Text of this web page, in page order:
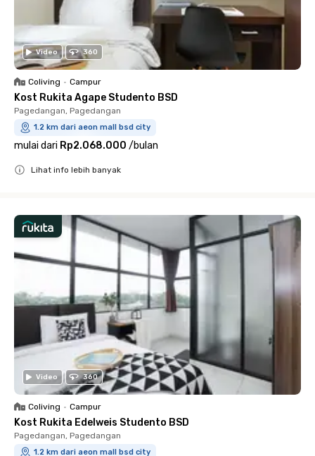
Video 360
Coliving • Campur
Kost Rukita Agape Studento BSD
Pagedangan, Pagedangan
1.2 km dari aeon mall bsd city
mulai dari Rp2.068.000 /bulan
Lihat info lebih banyak
Video 360
Coliving • Campur
Kost Rukita Edelweis Studento BSD
Pagedangan, Pagedangan
1.2 km dari aeon mall bsd city